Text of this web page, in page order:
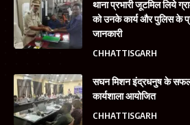
थाना प्रभारी जूटमिल लिये
को उनके कार्य और पुलिस के
जानकारी
CHHATTISGARH
सघन मिशन इंद्रधनुष के
कार्यशाला आयोजित
CHHATTISGARH